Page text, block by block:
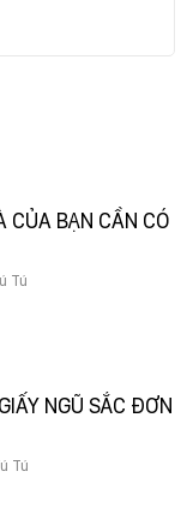
CỦA BẠN CẦN CÓ
Tú
NGŨ SẮC ĐƠN
Tú